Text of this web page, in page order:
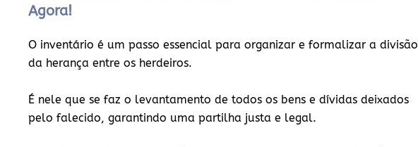
Agora!
O inventário é um passo essencial para organizar e formalizar a divisão
da herança entre os herdeiros.
É nele que se faz o levantamento de todos os bens e dívidas deixados
pelo falecido, garantindo uma partilha justa e legal.